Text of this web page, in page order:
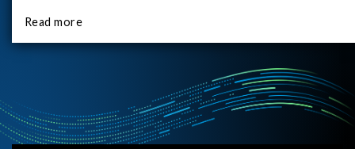
test-as-a-service options.
Read more